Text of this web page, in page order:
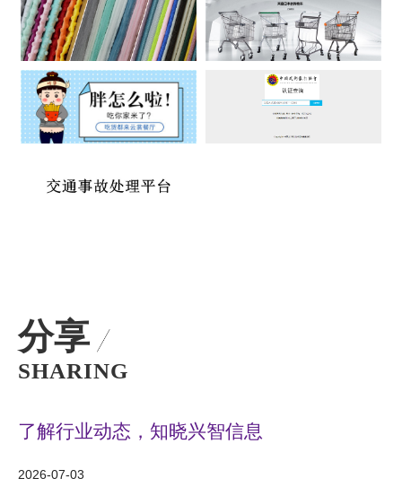
分享
SHARING
了解行业动态，知晓兴智信息
2026-07-03